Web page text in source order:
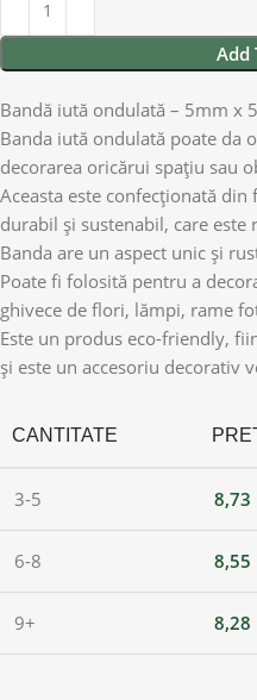
Add
Bandă iută ondulată – 5mm x
Banda iută ondulată poate da
decorarea oricărui spațiu sau
Aceasta este confecționată
durabil și sustenabil, care
Banda are un aspect unic și
Poate fi folosită pentru a
ghivece de flori, lămpi, rame
Este un produs eco-friendly,
și este un accesoriu decorativ
CANTITATE
3-5 8,73
6-8 8,55
9+ 8,28